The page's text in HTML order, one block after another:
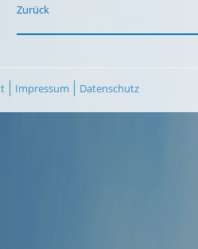
Zurück
Impressum Datenschutz